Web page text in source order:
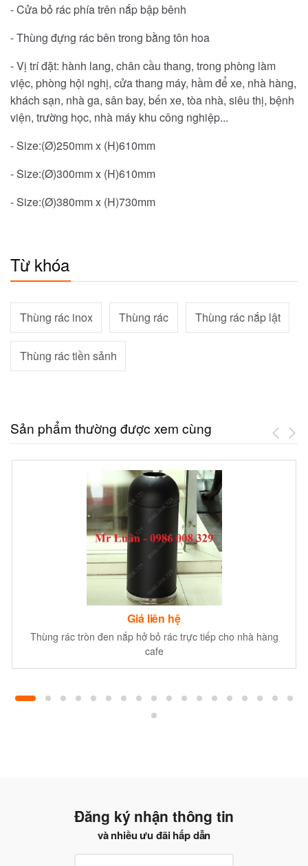
- Cửa bỏ rác phía trên nắp bập bênh
- Thùng đựng rác bên trong bằng tôn hoa
​- Vị trí đặt: hành lang, chân cầu thang, trong phòng làm
việc, phòng hội nghị, cửa thang máy, hầm để xe, nhà hàng,
khách sạn, nhà ga, sân bay, bến xe, tòa nhà, siêu thị, bệnh
viện, trường học, nhà máy khu công nghiệp...
- Size:(Ø)250mm x (H)610mm
- Size:(Ø)300mm x (H)610mm
- Size:(Ø)380mm x (H)730mm
Từ khóa
Thùng rác inox Thùng rác Thùng rác nắp lật
Thùng rác tiền sảnh
Sản phẩm thường được xem cùng
Giá liên hệ
Thùng rác tròn đen nắp hở bỏ rác trực tiếp cho nhà hàng
cafe
Đăng ký nhận thông tin
và nhiều ưu đãi hấp dẫn